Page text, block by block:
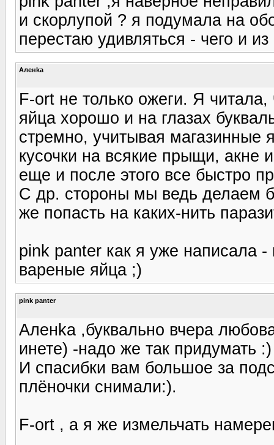
и скорлупой ? я подумала на
перестаю удивляться - чего и
Аленka
F-ort не только ожеги. Я читала,
яйца хорошо и на глазах
стремно, учитывая магазинные
кусочки на всякие прыщи, акне
еще и после этого все быстро
С др. стороны мы ведь делаем
же попасть на каких-нить
pink panter как я уже написала
вареные яйца ;)
pink panter
Аленka ,буквально вчера
инете) -надо же так придумать
И спасибки вам большое за
плёночки снимали:).
F-ort , а я же измельчать